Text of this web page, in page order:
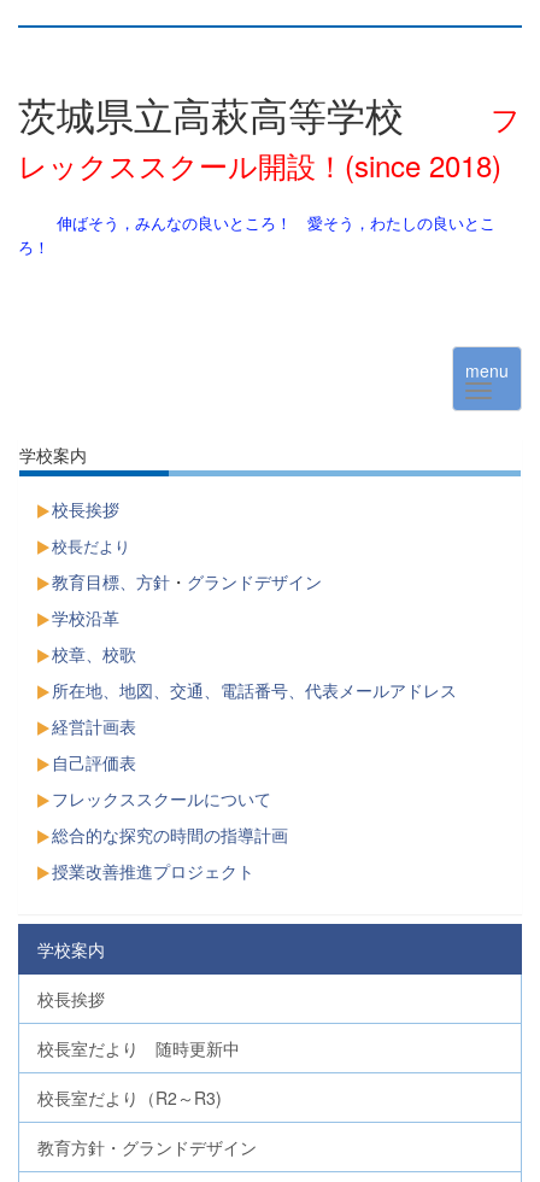
茨城県立高萩高等学校 フ
レックススクール開設！(since 2018)
伸ばそう，みんなの良いところ！ 愛そう，わたしの良いとこ
ろ！
menu
学校案内
校長挨拶
校長だより
教育目標、方針 ・ グランドデザイン
学校沿革
校章、校歌
所在地、地図、交通、電話番号、代表メールアドレス
経営計画表
自己評価表
フレックススクールについて
総合的な探究の時間の指導計画
授業改善推進プロジェクト
学校案内
校長挨拶
校長室だより 随時更新中
校長室だより（R2～R3)
教育方針・グランドデザイン